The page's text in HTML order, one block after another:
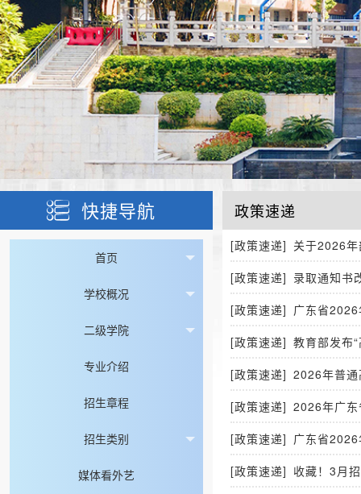
快捷导航
首页
学校概况
二级学院
专业介绍
招生章程
招生类别
媒体看外艺
政策速递
[政策速递] 关于2026
[政策速递] 录取通知书
[政策速递] 广东省
[政策速递] 教育部发布
[政策速递] 2026年普
[政策速递] 2026年广
[政策速递] 广东省
[政策速递] 收藏！3月